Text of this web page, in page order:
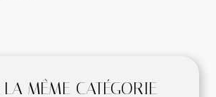
LA MÊME CATÉGORIE